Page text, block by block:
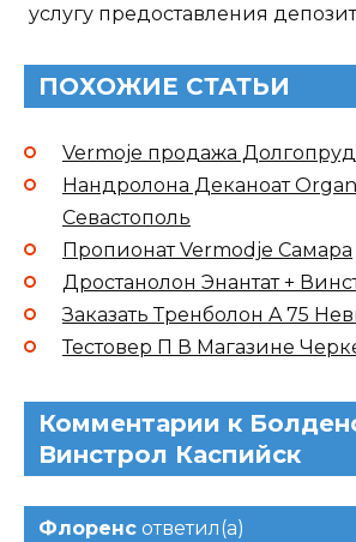
услугу предоставления
ПОХОЖИЕ СТАТЬИ
Vermoje продажа
Нандролона Деканоат
Севастополь
Пропионат Vermodje Самара
Дростанолон Энантат +
Заказать Тренболон A 75
Тестовер П В Магазине
Комментарии к
Винстрол Каспийск
Флоренс ответил(а)